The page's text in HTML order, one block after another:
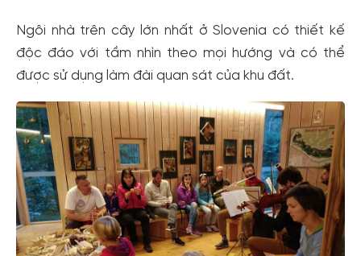
Ngôi nhà trên cây lớn nhất ở Slovenia có thiết kế
độc đáo với tầm nhìn theo mọi hướng và có thể
được sử dụng làm đài quan sát của khu đất.